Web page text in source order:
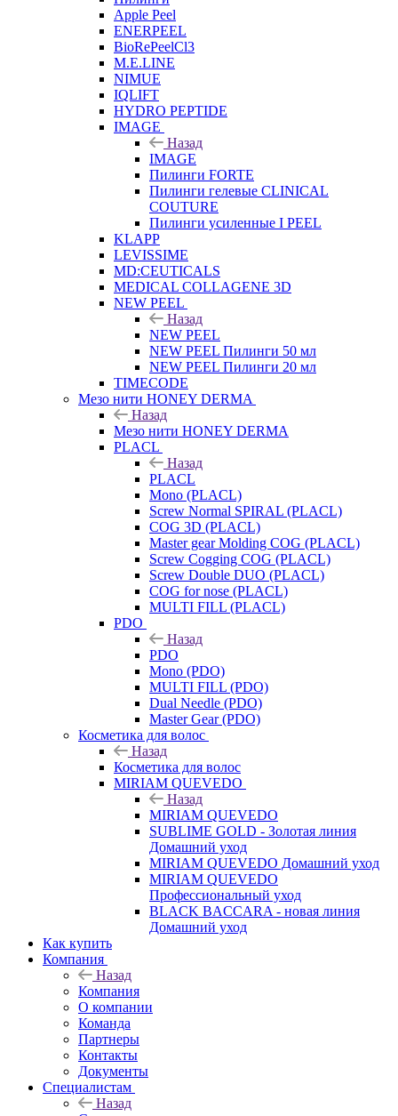
Apple Peel
ENERPEEL
BioRePeelCl3
M.E.LINE
NIMUE
IQLIFT
HYDRO PEPTIDE
IMAGE
Назад
IMAGE
Пилинги FORTE
Пилинги гелевые CLINICAL
COUTURE
Пилинги усиленные I PEEL
KLAPP
LEVISSIME
MD:CEUTICALS
MEDICAL COLLAGENE 3D
NEW PEEL
Назад
NEW PEEL
NEW PEEL Пилинги 50 мл
NEW PEEL Пилинги 20 мл
TIMECODE
Мезо нити HONEY DERMA
Назад
Мезо нити HONEY DERMA
PLACL
Назад
PLACL
Mono (PLACL)
Screw Normal SPIRAL (PLACL)
COG 3D (PLACL)
Master gear Molding COG (PLACL)
Screw Cogging COG (PLACL)
Screw Double DUO (PLACL)
COG for nose (PLACL)
MULTI FILL (PLACL)
PDO
Назад
PDO
Mono (PDO)
MULTI FILL (PDO)
Dual Needle (PDO)
Master Gear (PDO)
Косметика для волос
Назад
Косметика для волос
MIRIAM QUEVEDO
Назад
MIRIAM QUEVEDO
SUBLIME GOLD - Золотая линия
Домашний уход
MIRIAM QUEVEDO Домашний уход
MIRIAM QUEVEDO
Профессиональный уход
BLACK BACCARA - новая линия
Домашний уход
Как купить
Компания
Назад
Компания
О компании
Команда
Партнеры
Контакты
Документы
Специалистам
Назад